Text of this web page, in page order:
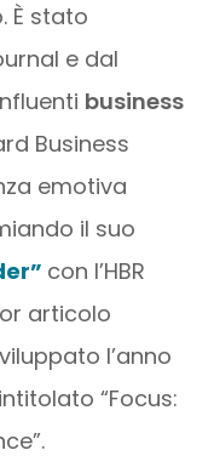
È stato
e dal
business
Business
emotiva
il suo
con l’HBR
articolo
l’anno
“Focus: